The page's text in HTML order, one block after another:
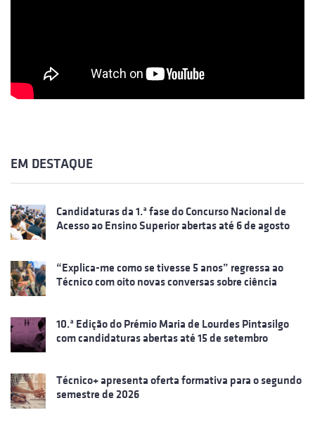
EM DESTAQUE
Candidaturas da 1.ª fase do Concurso Nacional de
Acesso ao Ensino Superior abertas até 6 de agosto
“Explica-me como se tivesse 5 anos” regressa ao
Técnico com oito novas conversas sobre ciência
10.ª Edição do Prémio Maria de Lourdes Pintasilgo
com candidaturas abertas até 15 de setembro
Técnico+ apresenta oferta formativa para o segundo
semestre de 2026